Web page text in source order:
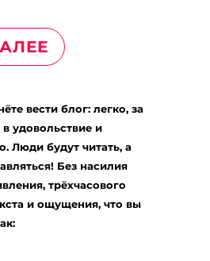
вести блог: легко, за
в удовольствие и
Люди будут читать, а
Без насилия
трёхчасового
и ощущения, что вы